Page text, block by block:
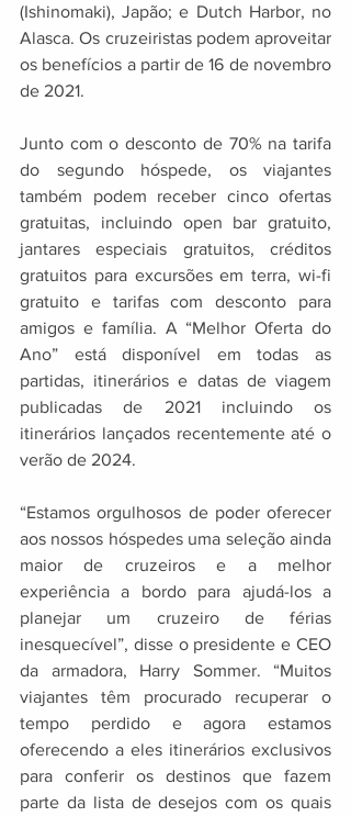
(Ishinomaki), Japão; e Dutch Harbor, no
Alasca. Os cruzeiristas podem aproveitar
os benefícios a partir de 16 de novembro
de 2021.
Junto com o desconto de 70% na tarifa
do segundo hóspede, os viajantes
também podem receber cinco ofertas
gratuitas, incluindo open bar gratuito,
jantares especiais gratuitos, créditos
gratuitos para excursões em terra, wi-fi
gratuito e tarifas com desconto para
amigos e família. A “Melhor Oferta do
Ano” está disponível em todas as
partidas, itinerários e datas de viagem
publicadas de 2021 incluindo os
itinerários lançados recentemente até o
verão de 2024.
“Estamos orgulhosos de poder oferecer
aos nossos hóspedes uma seleção ainda
maior de cruzeiros e a melhor
experiência a bordo para ajudá-los a
planejar um cruzeiro de férias
inesquecível”, disse o presidente e CEO
da armadora, Harry Sommer. “Muitos
viajantes têm procurado recuperar o
tempo perdido e agora estamos
oferecendo a eles itinerários exclusivos
para conferir os destinos que fazem
parte da lista de desejos com os quais